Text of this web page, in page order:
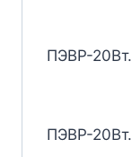
ПЭВР-20Вт.
ПЭВР-20Вт.